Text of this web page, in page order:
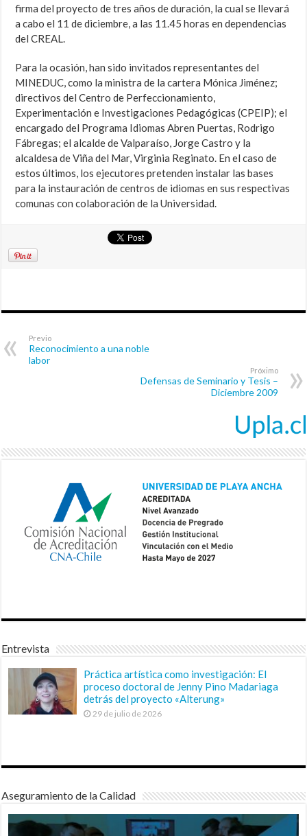
firma del proyecto de tres años de duración, la cual se llevará
a cabo el 11 de diciembre, a las 11.45 horas en dependencias
del CREAL.
Para la ocasión, han sido invitados representantes del
MINEDUC, como la ministra de la cartera Mónica Jiménez;
directivos del Centro de Perfeccionamiento,
Experimentación e Investigaciones Pedagógicas (CPEIP); el
encargado del Programa Idiomas Abren Puertas, Rodrigo
Fábregas; el alcalde de Valparaíso, Jorge Castro y la
alcaldesa de Viña del Mar, Virginia Reginato. En el caso de
estos últimos, los ejecutores pretenden instalar las bases
para la instauración de centros de idiomas en sus respectivas
comunas con colaboración de la Universidad.
Previo
Reconocimiento a una noble
labor
Próximo
Defensas de Seminario y Tesis –
Diciembre 2009
Entrevista
Práctica artística como investigación: El
proceso doctoral de Jenny Pino Madariaga
detrás del proyecto «Alterung»
29 de julio de 2026
Aseguramiento de la Calidad